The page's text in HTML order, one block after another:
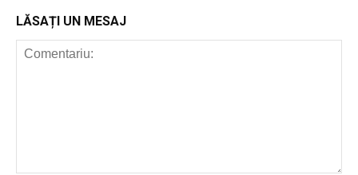
LĂSAȚI UN MESAJ